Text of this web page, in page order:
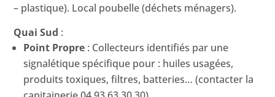
– plastique). Local poubelle (déchets ménagers).
Quai Sud :
Point Propre : Collecteurs identifiés par une
signalétique spécifique pour : huiles usagées,
produits toxiques, filtres, batteries… (contacter la